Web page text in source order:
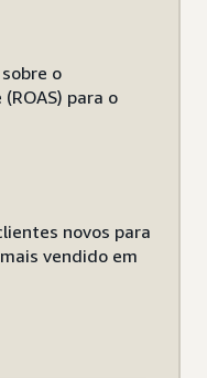
o
para o
novos para
vendido em